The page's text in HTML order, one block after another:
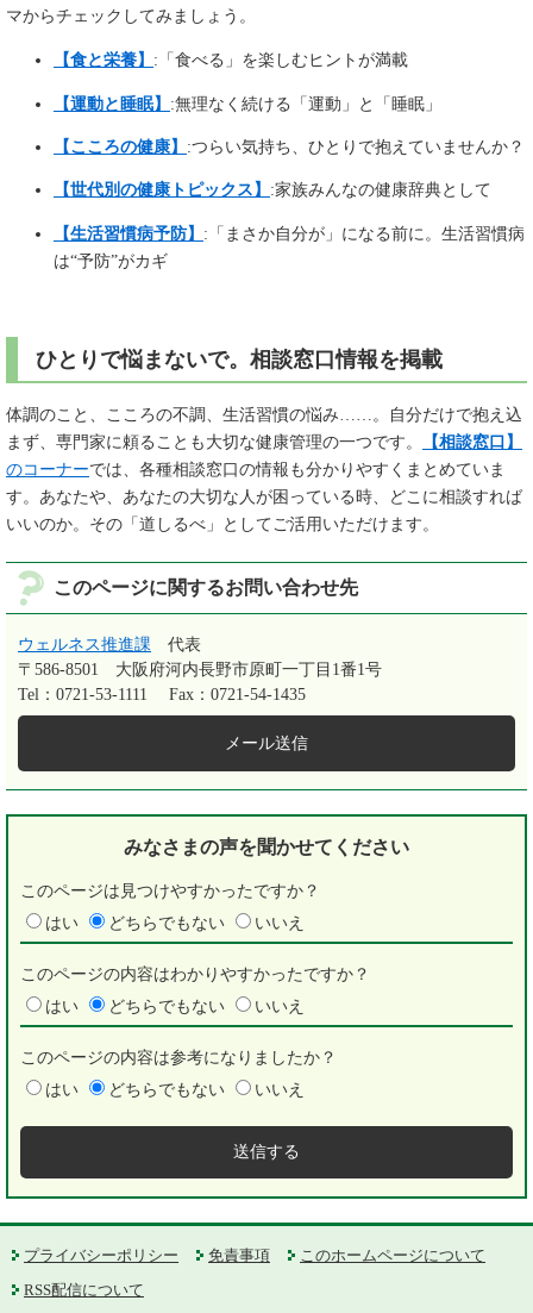
マからチェックしてみましょう。
【食と栄養】 :「食べる」を楽しむヒントが満載
【運動と睡眠】 :無理なく続ける「運動」と「睡眠」
【こころの健康】 :つらい気持ち、ひとりで抱えていませんか？
【世代別の健康トピックス】 :家族みんなの健康辞典として
【生活習慣病予防】 :「まさか自分が」になる前に。生活習慣病
は“予防”がカギ​
ひとりで悩まないで。相談窓口情報を掲載
体調のこと、こころの不調、生活習慣の悩み……。自分だけで抱え込
まず、専門家に頼ることも大切な健康管理の一つです。
【相談窓口】
のコーナーでは、各種相談窓口の情報も分かりやすくまとめていま
す。あなたや、あなたの大切な人が困っている時、どこに相談すれば
いいのか。その「道しるべ」としてご活用いただけます。
このページに関するお問い合わせ先
ウェルネス推進課
代表
〒586-8501
大阪府河内長野市原町一丁目1番1号
Tel：0721-53-1111
Fax：0721-54-1435
メール送信
みなさまの声を聞かせてください
このページは見つけやすかったですか？
はい
どちらでもない いいえ
このページの内容はわかりやすかったですか？
はい
どちらでもない いいえ
このページの内容は参考になりましたか？
はい
どちらでもない いいえ
プライバシーポリシー 免責事項
このホームページについて
RSS配信について